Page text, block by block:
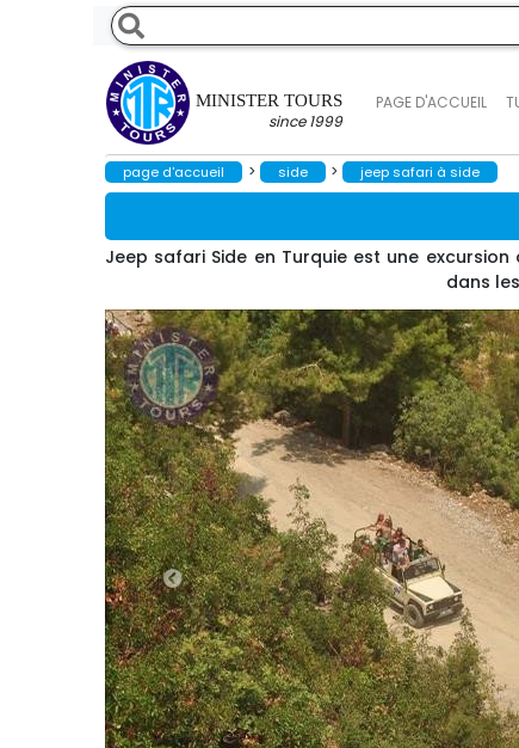
MINISTER TOURS
since 1999
PAGE D'ACCUEIL
page d'accueil > side > jeep safari à side
Jeep safari Side en Turquie est une
dans